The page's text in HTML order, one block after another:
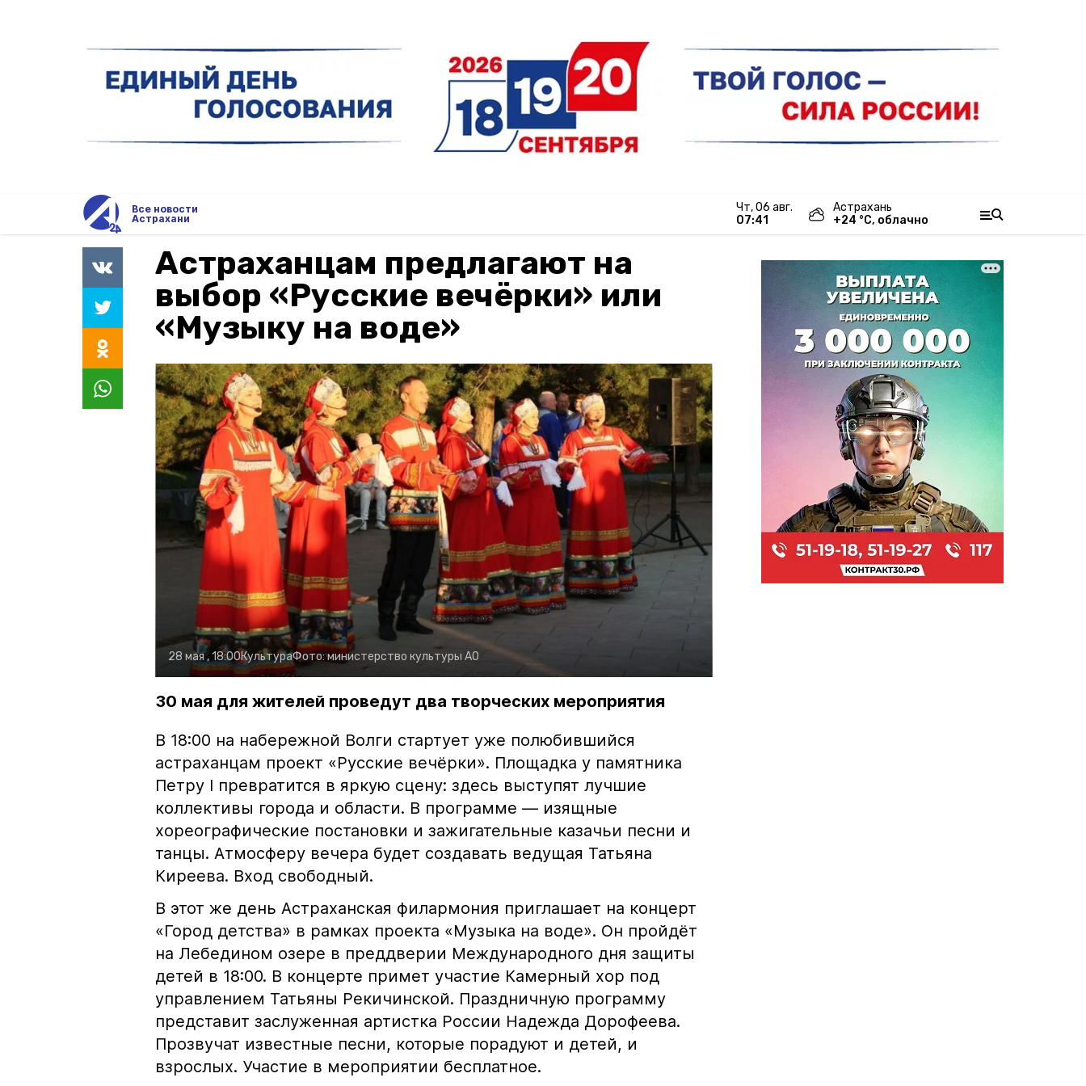
Все новости
Астрахани
чт, 06 авг.
07:41
Астрахань
+24 °С, облачно
Астраханцам предлагают на
выбор «Русские вечёрки» или
«Музыку на воде»
28 мая , 18:00КультураФото:министерство культуры АО
30 мая для жителей проведут два творческих мероприятия
В 18:00 на набережной Волги стартует уже полюбившийся
астраханцам проект «Русские вечёрки». Площадка у памятника
Петру I превратится в яркую сцену: здесь выступят лучшие
коллективы города и области. В программе — изящные
хореографические постановки и зажигательные казачьи песни и
танцы. Атмосферу вечера будет создавать ведущая Татьяна
Киреева. Вход свободный.
В этот же день Астраханская филармония приглашает на концерт
«Город детства» в рамках проекта «Музыка на воде». Он пройдёт
на Лебедином озере в преддверии Международного дня защиты
детей в 18:00. В концерте примет участие Камерный хор под
управлением Татьяны Рекичинской. Праздничную программу
представит заслуженная артистка России Надежда Дорофеева.
Прозвучат известные песни, которые порадуют и детей, и
взрослых. Участие в мероприятии бесплатное.